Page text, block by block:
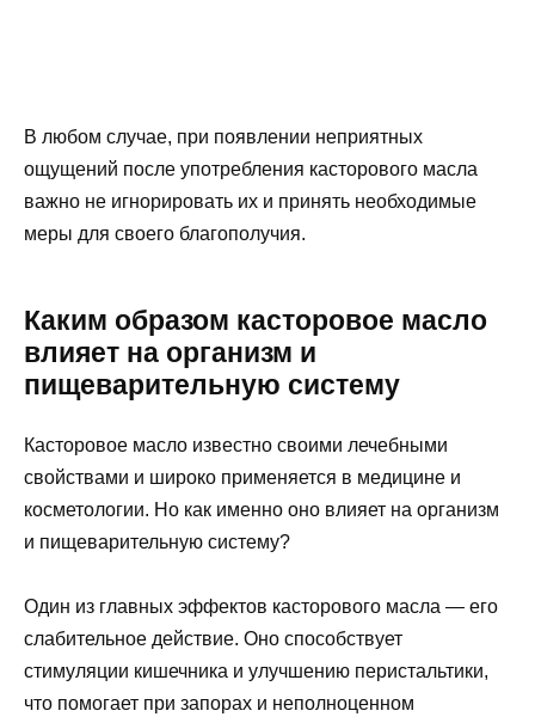
В любом случае, при появлении неприятных
ощущений после употребления касторового масла
важно не игнорировать их и принять необходимые
меры для своего благополучия.
Каким образом касторовое масло
влияет на организм и
пищеварительную систему
Касторовое масло известно своими лечебными
свойствами и широко применяется в медицине и
косметологии. Но как именно оно влияет на организм
и пищеварительную систему?
Один из главных эффектов касторового масла — его
слабительное действие. Оно способствует
стимуляции кишечника и улучшению перистальтики,
что помогает при запорах и неполноценном